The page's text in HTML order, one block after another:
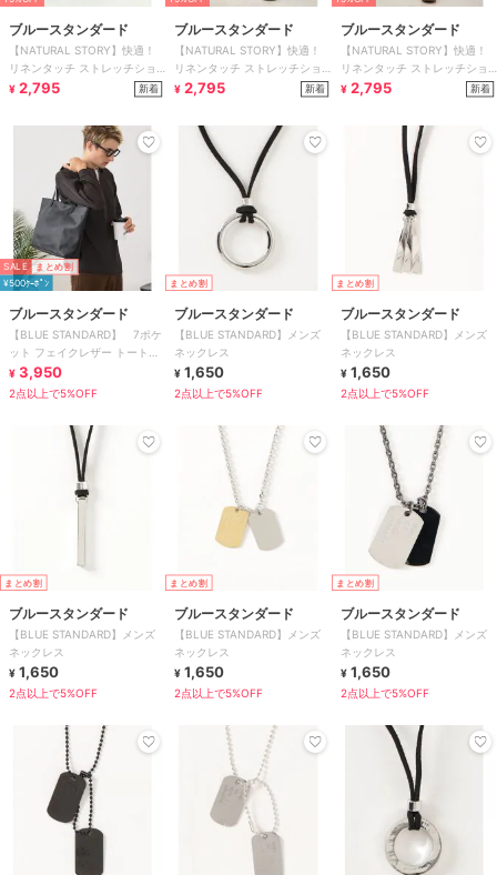
ブルースタンダード
【NATURAL STORY】快適！
リネンタッチ ストレッチショ
ートパンツ リネンライク 清涼
¥ 2,795 新着
ブルースタンダード
【NATURAL STORY】快適！
リネンタッチ ストレッチショ
ートパンツ リネンライク 清涼
¥ 2,795 新着
ブルースタンダード
【NATURAL STORY】快適！
リネンタッチ ストレッチショ
ートパンツ リネンライク 清涼
¥ 2,795 新着
SALE
まとめ割
¥500ｸｰﾎﾟﾝ
ブルースタンダード
【BLUE STANDARD】 7ポケ
ット フェイクレザー トートバ
ッグ
¥ 3,950
2点以上で5%OFF
まとめ割
ブルースタンダード
【BLUE STANDARD】メンズ
ネックレス
¥ 1,650
2点以上で5%OFF
まとめ割
ブルースタンダード
【BLUE STANDARD】メンズ
ネックレス
¥ 1,650
2点以上で5%OFF
まとめ割
ブルースタンダード
【BLUE STANDARD】メンズ
ネックレス
¥ 1,650
2点以上で5%OFF
まとめ割
ブルースタンダード
【BLUE STANDARD】メンズ
ネックレス
¥ 1,650
2点以上で5%OFF
まとめ割
ブルースタンダード
【BLUE STANDARD】メンズ
ネックレス
¥ 1,650
2点以上で5%OFF